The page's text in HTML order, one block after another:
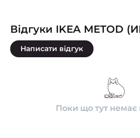
Відгуки IKEA METOD
Написати відгук
Поки що тут немає